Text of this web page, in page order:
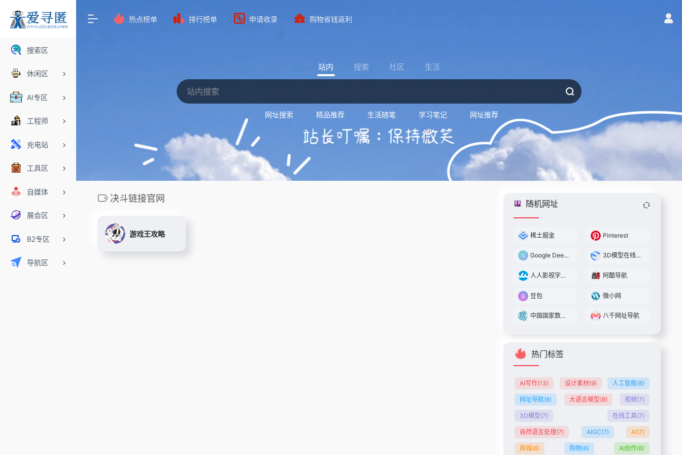
搜索区
休闲区
AI专区
工程师
充电站
工具区
自媒体
展会区
B2专区
导航区
热点榜单 排行榜单 申请收录 购物省钱返利
站内 搜索 社区 生活
网址搜索 精品推荐 生活随笔 学习笔记 网址推荐
决斗链接官网
游戏王攻略
随机网址
稀土掘金 Pinterest
Google DeepMind 3D模型在线预览
人人影视字幕组 阿酷导航
豆包 微小网
中国国家数字图书馆 八千网址导航
热门标签
AI写作(13) 设计素材(9) 人工智能(8)
网址导航(8) 大语言模型(8) 视频(7)
3D模型(7) 在线工具(7)
自然语言处理(7) AIGC(7) AI(7)
商城(6) 购物(6) AI创作(6)